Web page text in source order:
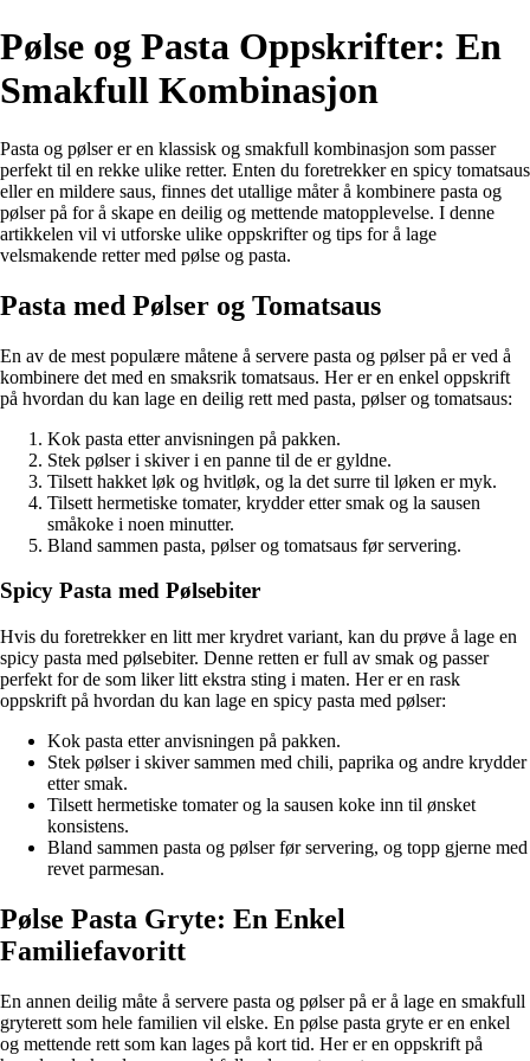
Pølse og Pasta Oppskrifter: En
Smakfull Kombinasjon
Pasta og pølser er en klassisk og smakfull kombinasjon som passer
perfekt til en rekke ulike retter. Enten du foretrekker en spicy tomatsaus
eller en mildere saus, finnes det utallige måter å kombinere pasta og
pølser på for å skape en deilig og mettende matopplevelse. I denne
artikkelen vil vi utforske ulike oppskrifter og tips for å lage
velsmakende retter med pølse og pasta.
Pasta med Pølser og Tomatsaus
En av de mest populære måtene å servere pasta og pølser på er ved å
kombinere det med en smaksrik tomatsaus. Her er en enkel oppskrift
på hvordan du kan lage en deilig rett med pasta, pølser og tomatsaus:
Kok pasta etter anvisningen på pakken.
Stek pølser i skiver i en panne til de er gyldne.
Tilsett hakket løk og hvitløk, og la det surre til løken er myk.
Tilsett hermetiske tomater, krydder etter smak og la sausen
småkoke i noen minutter.
Bland sammen pasta, pølser og tomatsaus før servering.
Spicy Pasta med Pølsebiter
Hvis du foretrekker en litt mer krydret variant, kan du prøve å lage en
spicy pasta med pølsebiter. Denne retten er full av smak og passer
perfekt for de som liker litt ekstra sting i maten. Her er en rask
oppskrift på hvordan du kan lage en spicy pasta med pølser:
Kok pasta etter anvisningen på pakken.
Stek pølser i skiver sammen med chili, paprika og andre krydder
etter smak.
Tilsett hermetiske tomater og la sausen koke inn til ønsket
konsistens.
Bland sammen pasta og pølser før servering, og topp gjerne med
revet parmesan.
Pølse Pasta Gryte: En Enkel
Familiefavoritt
En annen deilig måte å servere pasta og pølser på er å lage en smakfull
gryterett som hele familien vil elske. En pølse pasta gryte er en enkel
og mettende rett som kan lages på kort tid. Her er en oppskrift på